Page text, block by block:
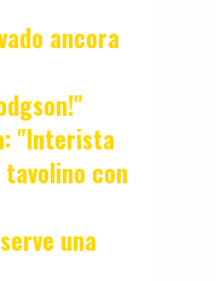
ancora
"Interista
con
una